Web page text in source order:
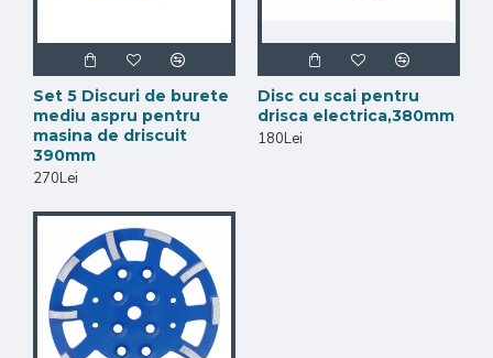
Set 5 Discuri de burete
mediu aspru pentru
masina de driscuit
390mm
270Lei
Disc cu scai pentru
drisca electrica,380mm
180Lei